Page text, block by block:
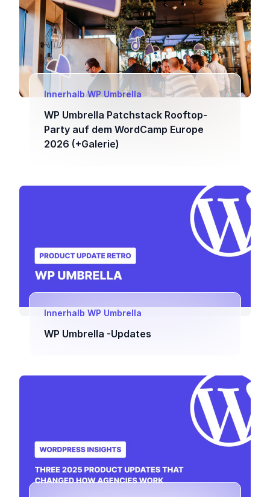
Innerhalb WP Umbrella
WP Umbrella Patchstack Rooftop-
Party auf dem WordCamp Europe
2026 (+Galerie)
Innerhalb WP Umbrella
WP Umbrella -Updates